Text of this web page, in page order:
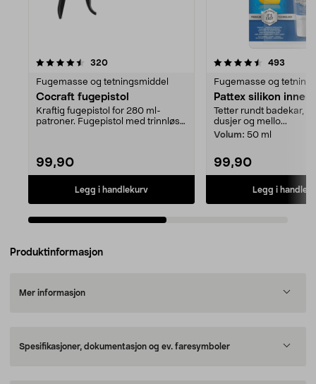
320anmeldelser
Fugemasse og tetningsmiddel
Cocraft fugepistol
Kraftig fugepistol for 280 ml-
patroner. Fugepistol med trinnløs
99,90
Legg i handlekurv
4.5av 5 stjerner 493
Fugemasse og
Pattex silikon
Tetter rundt badekar,
dusjer og mello...
Volum: 50 ml
99,90
Legg i
4.5av 5 stjerner
Produktinformasjon
Mer informasjon
Spesifikasjoner, dokumentasjon og ev. faresymboler